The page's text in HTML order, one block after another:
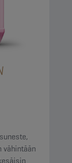
vähintään